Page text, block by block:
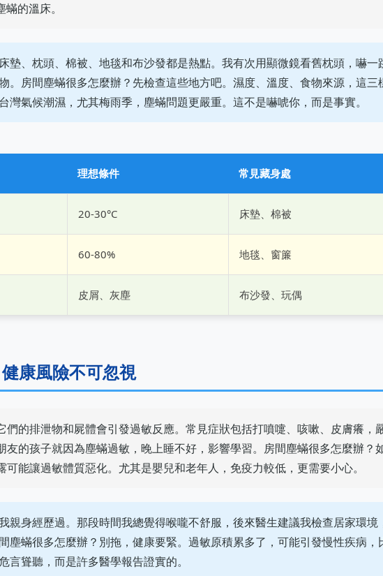
的溫床。
墊、枕頭、棉被、地毯和布沙發都是熱點。我有次用顯微鏡看舊枕頭，嚇一
。房間塵蟎很多怎麼辦？先檢查這些地方吧。濕度、溫度、食物來源，這三
灣氣候潮濕，尤其梅雨季，塵蟎問題更嚴重。這不是嚇唬你，而是事實。
理想條件 常見藏身處
20-30°C 床墊、棉被
60-80% 地毯、窗簾
皮屑、灰塵 布沙發、玩偶
康風險不可忽視
們的排泄物和屍體會引發過敏反應。常見症狀包括打噴嚏、咳嗽、皮膚癢，
友的孩子就因為塵蟎過敏，晚上睡不好，影響學習。房間塵蟎很多怎麼辦？
可能讓過敏體質惡化。尤其是嬰兒和老年人，免疫力較低，更需要小心。
親身經歷過。那段時間我總覺得喉嚨不舒服，後來醫生建議我檢查居家環境
塵蟎很多怎麼辦？別拖，健康要緊。過敏原積累多了，可能引發慢性疾病，
言聳聽，而是許多醫學報告證實的。